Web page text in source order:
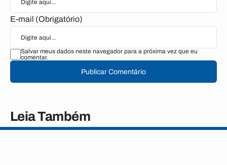
E-mail (Obrigatório)
Salvar meus dados neste navegador para a próxima vez que eu
comentar.
Publicar Comentário
Leia Também